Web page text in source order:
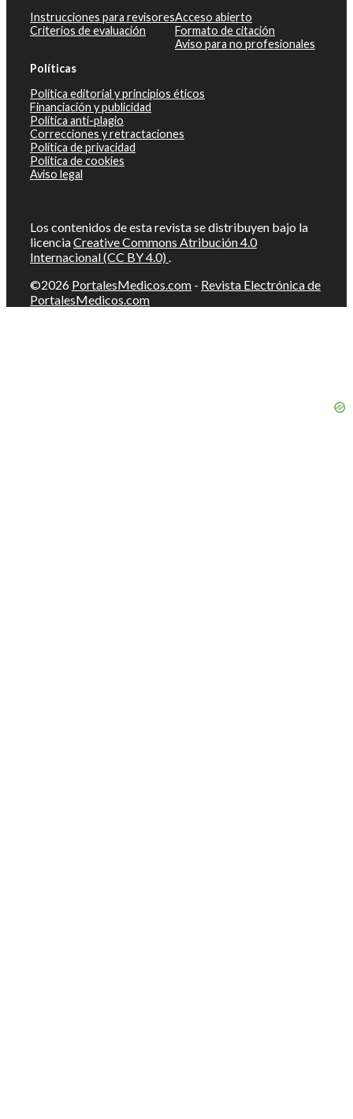
Instrucciones para revisores
Criterios de evaluación
Acceso abierto
Formato de citación
Aviso para no profesionales
Políticas
Política editorial y principios éticos
Financiación y publicidad
Política anti-plagio
Correcciones y retractaciones
Política de privacidad
Política de cookies
Aviso legal
Los contenidos de esta revista se distribuyen bajo la
licenciaCreative Commons Atribución 4.0
Internacional (CC BY 4.0) .
©2026 PortalesMedicos.com - Revista Electrónica de
PortalesMedicos.com